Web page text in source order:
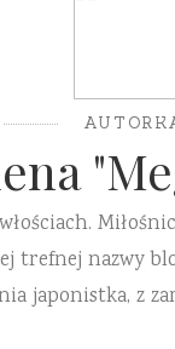
trefnej nazwy
japonistka, z